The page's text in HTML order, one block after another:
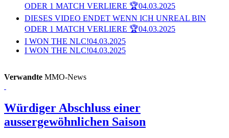
ODER 1 MATCH VERLIERE 🏆04.03.2025
DIESES VIDEO ENDET WENN ICH UNREAL BIN
ODER 1 MATCH VERLIERE 🏆04.03.2025
I WON THE NLC!04.03.2025
I WON THE NLC!04.03.2025
Verwandte MMO-News
Würdiger Abschluss einer
aussergewöhnlichen Saison